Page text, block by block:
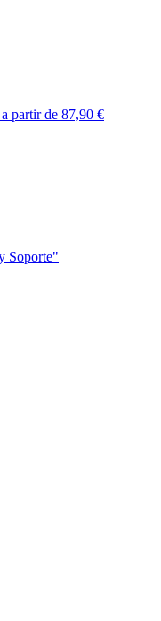
a partir de 87,90 €
Soporte"